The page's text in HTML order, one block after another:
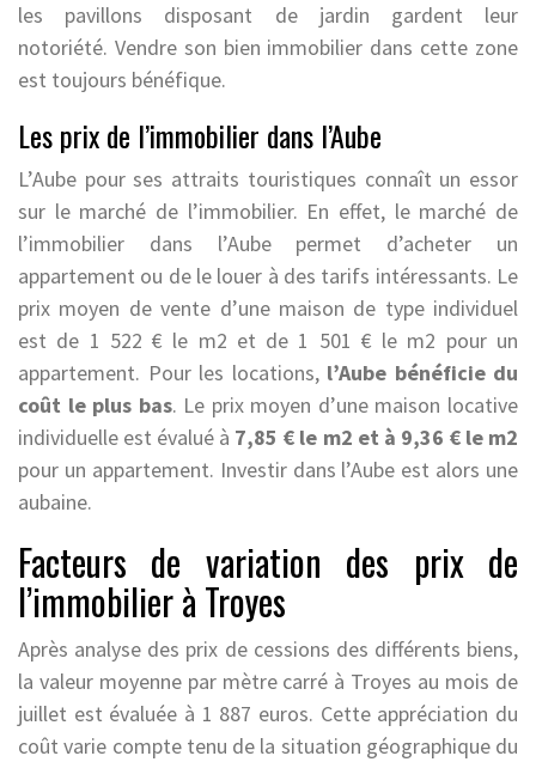
les pavillons disposant de jardin gardent leur
notoriété. Vendre son bien immobilier dans cette zone
est toujours bénéfique.
Les prix de l’immobilier dans l’Aube
L’Aube pour ses attraits touristiques connaît un essor
sur le marché de l’immobilier. En effet, le marché de
l’immobilier dans l’Aube permet d’acheter un
appartement ou de le louer à des tarifs intéressants. Le
prix moyen de vente d’une maison de type individuel
est de 1 522 € le m2 et de 1 501 € le m2 pour un
appartement. Pour les locations, l’Aube bénéficie du
coût le plus bas. Le prix moyen d’une maison locative
individuelle est évalué à 7,85 € le m2 et à 9,36 € le m2
pour un appartement. Investir dans l’Aube est alors une
aubaine.
Facteurs de variation des prix de
l’immobilier à Troyes
Après analyse des prix de cessions des différents biens,
la valeur moyenne par mètre carré à Troyes au mois de
juillet est évaluée à 1 887 euros. Cette appréciation du
coût varie compte tenu de la situation géographique du